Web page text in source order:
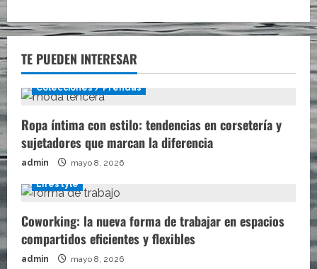
TE PUEDEN INTERESAR
Colecciones / Prendas
Ropa íntima con estilo: tendencias en corsetería y
sujetadores que marcan la diferencia
admin mayo 8, 2026
Lifestyle
Coworking: la nueva forma de trabajar en espacios
compartidos eficientes y flexibles
admin mayo 8, 2026